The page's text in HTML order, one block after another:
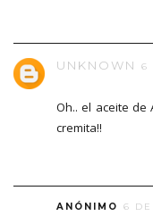
UNKNOWN 6
Oh.. el aceite de
cremita!!
ANÓNIMO 6